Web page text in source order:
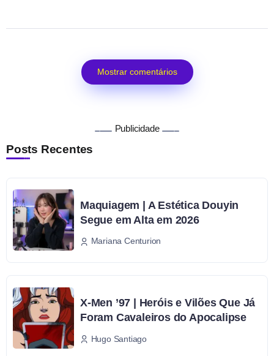
Mostrar comentários
Publicidade
Posts Recentes
Maquiagem | A Estética Douyin
Segue em Alta em 2026
Mariana Centurion
X-Men ’97 | Heróis e Vilões Que Já
Foram Cavaleiros do Apocalipse
Hugo Santiago